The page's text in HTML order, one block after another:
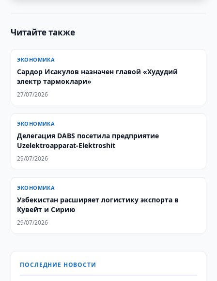
Читайте также
ЭКОНОМИКА
Сардор Исакулов назначен главой «Худудий
электр тармоклари»
27/07/2026
ЭКОНОМИКА
Делегация DABS посетила предприятие
Uzelektroapparat-Elektroshit
29/07/2026
ЭКОНОМИКА
Узбекистан расширяет логистику экспорта в
Кувейт и Сирию
29/07/2026
ПОСЛЕДНИЕ НОВОСТИ